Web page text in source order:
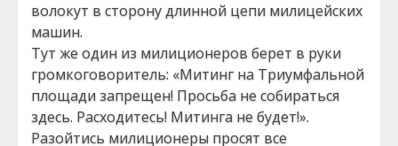
волокут в сторону длинной цепи милицейских
машин.
Тут же один из милиционеров берет в руки
громкоговоритель: «Митинг на Триумфальной
площади запрещен! Просьба не собираться
здесь. Расходитесь! Митинга не будет!».
Разойтись милиционеры просят все